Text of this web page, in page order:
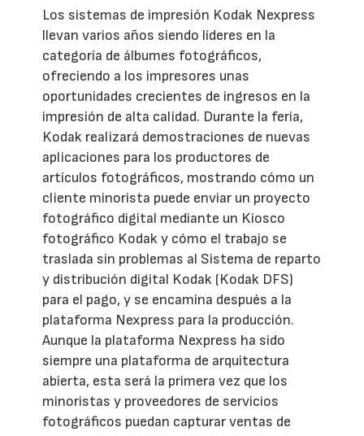
Los sistemas de impresión Kodak Nexpress
llevan varios años siendo líderes en la
categoría de álbumes fotográficos,
ofreciendo a los impresores unas
oportunidades crecientes de ingresos en la
impresión de alta calidad. Durante la feria,
Kodak realizará demostraciones de nuevas
aplicaciones para los productores de
artículos fotográficos, mostrando cómo un
cliente minorista puede enviar un proyecto
fotográfico digital mediante un Kiosco
fotográfico Kodak y cómo el trabajo se
traslada sin problemas al Sistema de reparto
y distribución digital Kodak (Kodak DFS)
para el pago, y se encamina después a la
plataforma Nexpress para la producción.
Aunque la plataforma Nexpress ha sido
siempre una plataforma de arquitectura
abierta, esta será la primera vez que los
minoristas y proveedores de servicios
fotográficos puedan capturar ventas de